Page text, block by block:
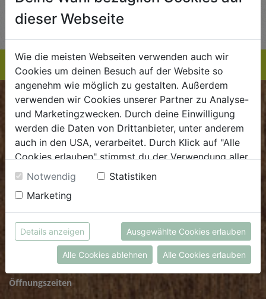
EINKAUFSLISTE
BIOKISTE
Kundenservice
Mo - Do: 8.00 - 16.00 Uhr
Fr: 8.00 - 15.00 Uhr
.dieBiokiste@biohof.at
T.+43 7272 2597
FRISCHMARKT
Öffnungszeiten
dieser Webseite
Wie die meisten Webseiten verwenden auch wir
Cookies um deinen Besuch auf der Website so
angenehm wie möglich zu gestalten. Außerdem
verwenden wir Cookies unserer Partner zu Analyse-
und Marketingzwecken. Durch deine Einwilligung
werden die Daten von Drittanbieter, unter anderem
auch in den USA, verarbeitet. Durch Klick auf "Alle
Cookies erlauben" stimmst du der Verwendung aller
Cookies zu. Unter "Details anzeigen" findest du alle
Infos zu den unterschiedlichen Cookies, du kannst
auch entscheiden, welche Cookies du erlauben
möchtest.
Weitere Informationen findest du in unserer
Datenschutzerklärung
bzw. imImpressum
Notwendig
Statistiken
Marketing
Details anzeigen Ausgewählte Cookies erlauben
Alle Cookies ablehnen Alle Cookies erlauben